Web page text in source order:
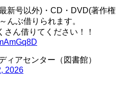
新号以外)・CD・DVD(著作権
んぶ借りられます。
さん借りてください！！
アセンター（図書館）
2026